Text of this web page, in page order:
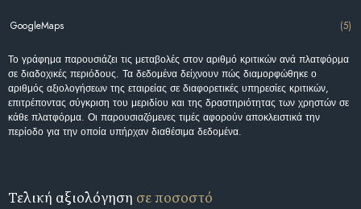
GoogleMaps (5)
Το γράφημα παρουσιάζει τις μεταβολές στον αριθμό κριτικών ανά πλατφόρμα
σε διαδοχικές περιόδους. Τα δεδομένα δείχνουν πώς διαμορφώθηκε ο
αριθμός αξιολογήσεων της εταιρείας σε διαφορετικές υπηρεσίες κριτικών,
επιτρέποντας σύγκριση του μεριδίου και της δραστηριότητας των χρηστών σε
κάθε πλατφόρμα. Οι παρουσιαζόμενες τιμές αφορούν αποκλειστικά την
περίοδο για την οποία υπήρχαν διαθέσιμα δεδομένα.
Τελική αξιολόγηση σε ποσοστό